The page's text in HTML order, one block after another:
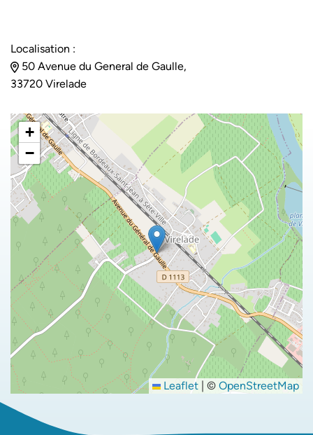
Localisation :
50 Avenue du General de Gaulle,
33720 Virelade
+
−
Leaflet | © OpenStreetMap